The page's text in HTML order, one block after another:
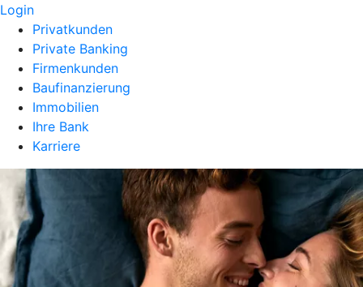
Login
Privatkunden
Private Banking
Firmenkunden
Baufinanzierung
Immobilien
Ihre Bank
Karriere